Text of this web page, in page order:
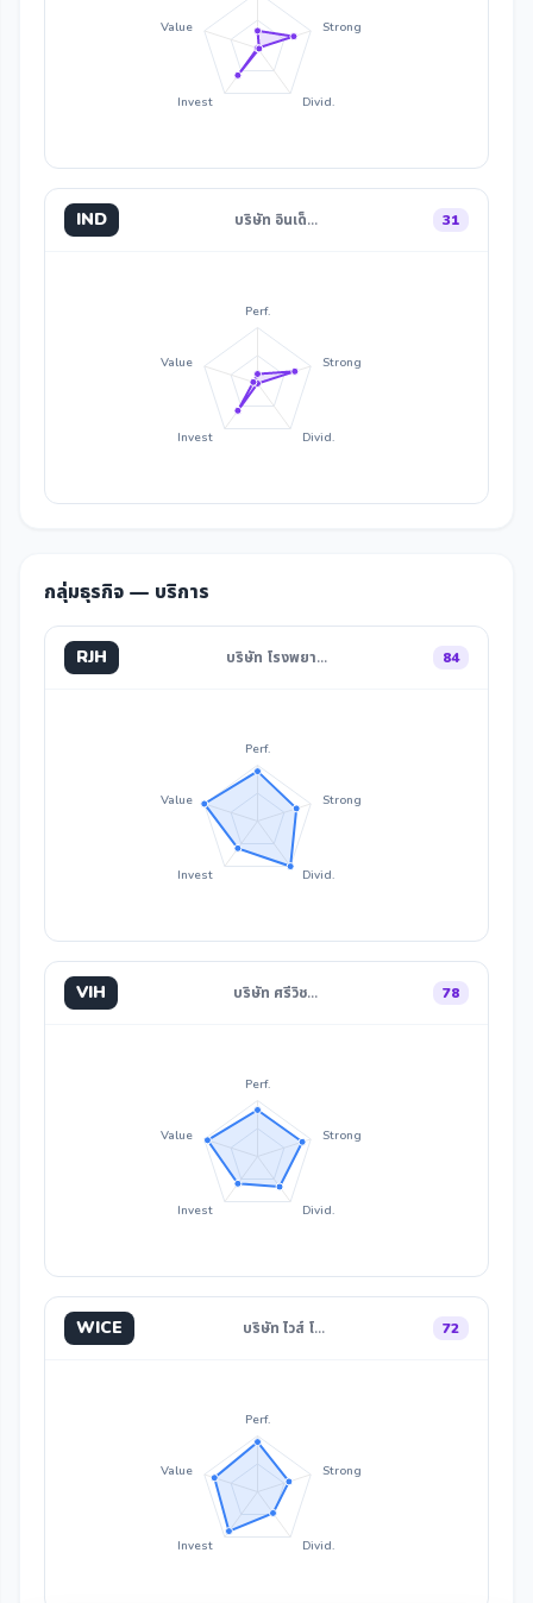
Strong
Divid.
Invest
Value
IND บริษัท อินเด็… 31
Perf.
Strong
Divid.
Invest
Value
กลุ่มธุรกิจ — บริการ
RJH บริษัท โรงพยา… 84
Perf.
Strong
Divid.
Invest
Value
VIH บริษัท ศรีวิช… 78
Perf.
Strong
Divid.
Invest
Value
WICE บริษัท ไวส์ โ… 72
Perf.
Strong
Divid.
Invest
Value